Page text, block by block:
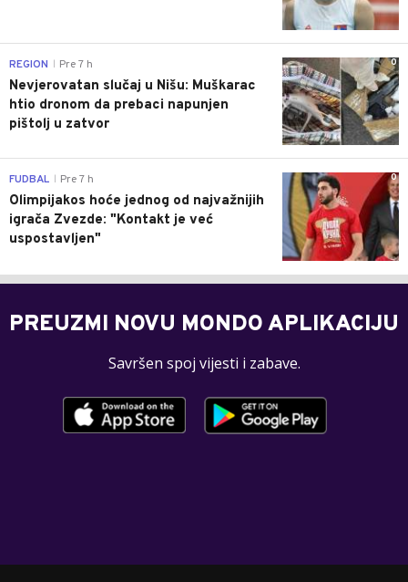
0
REGION Pre 7 h
Nevjerovatan slučaj u Nišu: Muškarac
htio dronom da prebaci napunjen
pištolj u zatvor
0
FUDBAL Pre 7 h
Olimpijakos hoće jednog od najvažnijih
igrača Zvezde: "Kontakt je već
uspostavljen"
PREUZMI NOVU MONDO APLIKACIJU
Savršen spoj vijesti i zabave.